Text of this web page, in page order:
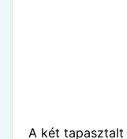
A két